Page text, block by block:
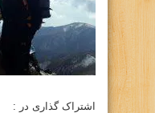
اشتراک گذاری در :